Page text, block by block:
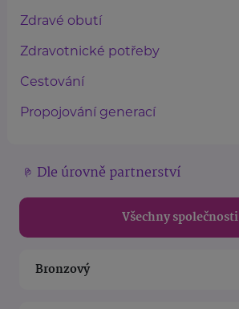
Zdravé obutí
Zdravotnické potřeby
Cestování
Propojování generací
Dle úrovně partnerství
Všechny společnosti
Bronzový